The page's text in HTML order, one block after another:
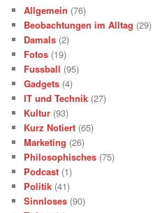
Allgemein (76)
Beobachtungen im Alltag (29)
Damals (2)
Fotos (19)
Fussball (95)
Gadgets (4)
IT und Technik (27)
Kultur (93)
Kurz Notiert (65)
Marketing (26)
Philosophisches (75)
Podcast (1)
Politik (41)
Sinnloses (90)